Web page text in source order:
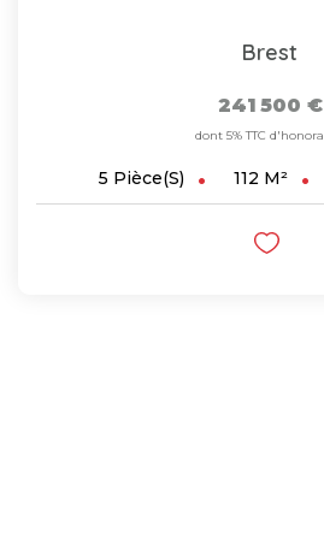
Brest
241 500 €
dont 5% TTC
5 Pièce(s) 112 M²